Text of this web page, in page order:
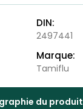
DIN:
2497441
Marque:
Tamiflu
du produit